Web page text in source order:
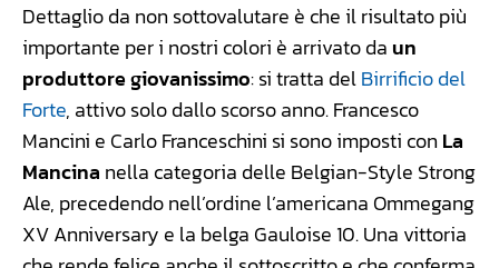
Dettaglio da non sottovalutare è che il risultato più
importante per i nostri colori è arrivato da un
produttore giovanissimo: si tratta delBirrificio del
Forte, attivo solo dallo scorso anno. Francesco
Mancini e Carlo Franceschini si sono imposti conLa
Mancina nella categoria delle Belgian-Style Strong
Ale, precedendo nell’ordine l’americana Ommegang
XV Anniversary e la belga Gauloise 10. Una vittoria